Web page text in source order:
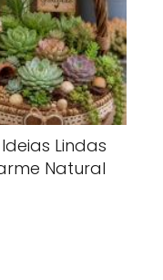
Lindas
Natural